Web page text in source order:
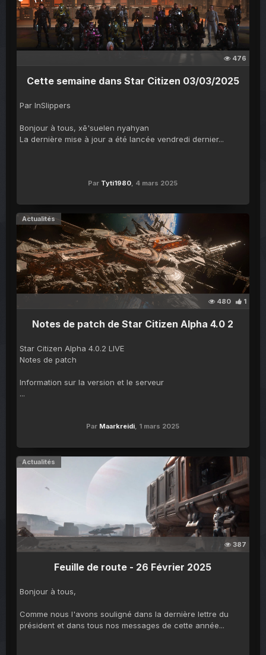
476
Cette semaine dans Star Citizen 03/03/2025
Par InSlippers
Bonjour à tous, xē'suelen nyahyan
La dernière mise à jour a été lancée vendredi dernier...
Par Tyti1980, 4 mars 2025
Actualités
480 1
Notes de patch de Star Citizen Alpha 4.0 2
Star Citizen Alpha 4.0.2 LIVE
Notes de patch
Information sur la version et le serveur
...
Par Maarkreidi, 1 mars 2025
Actualités
387
Feuille de route - 26 Février 2025
Bonjour à tous,
Comme nous l'avons souligné dans la dernière lettre du
président et dans tous nos messages de cette année...